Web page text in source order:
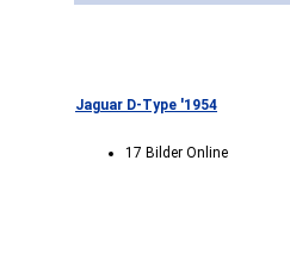
Jaguar D-Type '1954
17 Bilder Online